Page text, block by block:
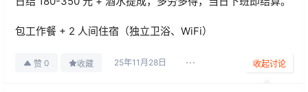
包工作餐 + 2 人间住宿（独立卫浴、WiFi）
赞 0 收藏 25年11月28日 收起讨论